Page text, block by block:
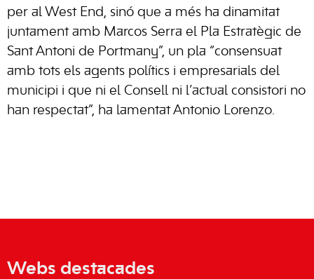
per al West End, sinó que a més ha dinamitat
juntament amb Marcos Serra el Pla Estratègic de
Sant Antoni de Portmany”, un pla “consensuat
amb tots els agents polítics i empresarials del
municipi i que ni el Consell ni l’actual consistori no
han respectat”, ha lamentat Antonio Lorenzo.
Webs destacades